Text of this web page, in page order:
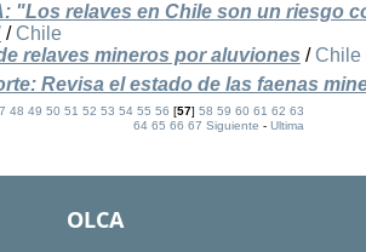
"Los relaves en Chile son un riesgo
/ Chile
relaves mineros por aluviones / Chile
Revisa el estado de las faenas
48 49 50 51 52 53 54 55 56 [57]58 59 60 61 62 63
64 65 66 67 Siguiente -Ultima
OLCA